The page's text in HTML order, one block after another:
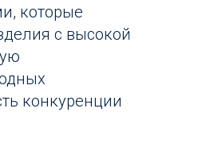
которые
с высокой
конкуренции